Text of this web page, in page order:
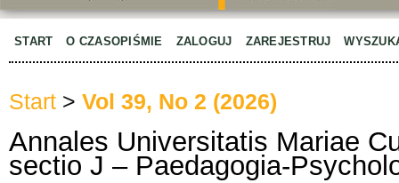
START O CZASOPIŚMIE ZALOGUJ ZAREJESTRUJ
Start > Vol 39, No 2 (2026)
Annales Universitatis Mariae
sectio J – Paedagogia-